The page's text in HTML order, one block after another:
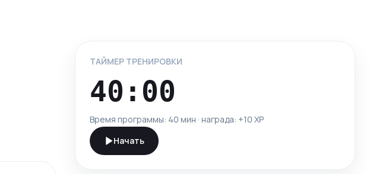
ТАЙМЕР ТРЕНИРОВКИ
40:00
Время программы: 40 мин · награда: +10 XP
Начать